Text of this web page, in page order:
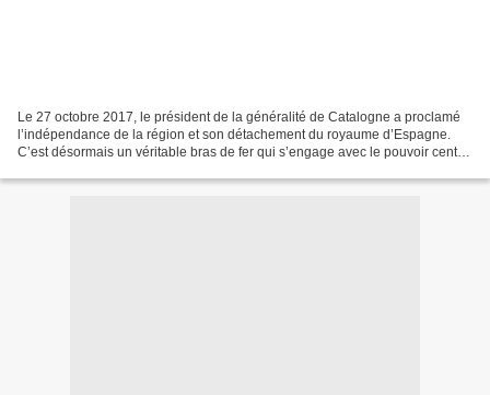
Le 27 octobre 2017, le président de la généralité de Catalogne a proclamé
l’indépendance de la région et son détachement du royaume d’Espagne.
C’est désormais un véritable bras de fer qui s’engage avec le pouvoir central